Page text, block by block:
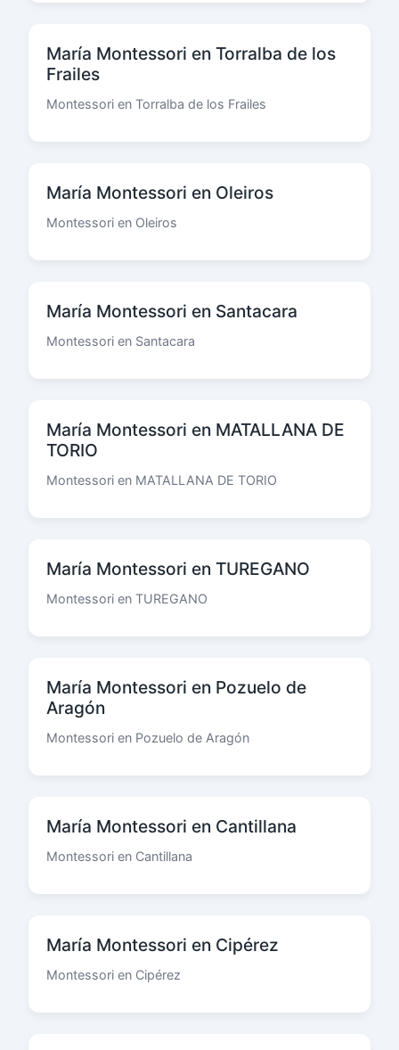
María Montessori en Torralba de los
Frailes
Montessori en Torralba de los Frailes
María Montessori en Oleiros
Montessori en Oleiros
María Montessori en Santacara
Montessori en Santacara
María Montessori en MATALLANA DE
TORIO
Montessori en MATALLANA DE TORIO
María Montessori en TUREGANO
Montessori en TUREGANO
María Montessori en Pozuelo de
Aragón
Montessori en Pozuelo de Aragón
María Montessori en Cantillana
Montessori en Cantillana
María Montessori en Cipérez
Montessori en Cipérez